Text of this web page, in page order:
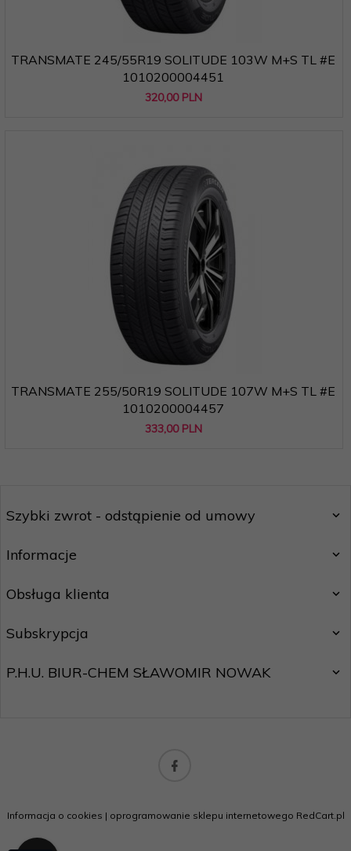
TRANSMATE 245/55R19 SOLITUDE 103W M+S TL #E
1010200004451
320,00 PLN
TRANSMATE 255/50R19 SOLITUDE 107W M+S TL #E
1010200004457
333,00 PLN
Szybki zwrot - odstąpienie od umowy
Informacje
Obsługa klienta
Subskrypcja
P.H.U. BIUR-CHEM SŁAWOMIR NOWAK
Informacja o cookies | oprogramowanie sklepu internetowego RedCart.pl